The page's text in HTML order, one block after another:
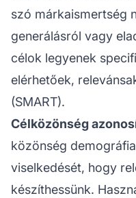
szó márkaismertség
generálásról vagy
célok legyenek
elérhetőek,
(SMART).
Célközönség
közönség
viselkedését, hogy
készíthessünk.